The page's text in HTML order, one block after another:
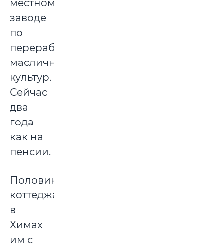
местном
заводе
по
переработке
масличных
культур.
Сейчас
два
года
как на
пенсии.
Половину
коттеджа
в
Химах
им с